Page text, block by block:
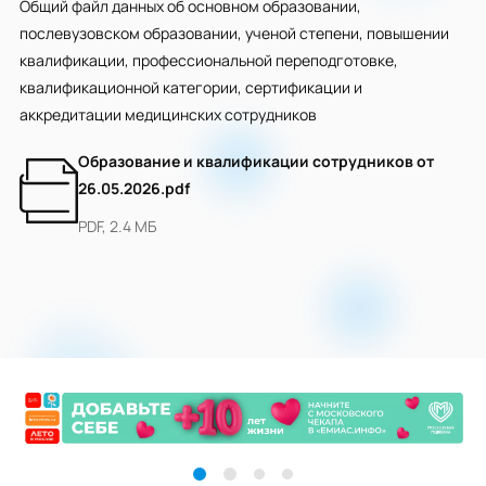
Общий файл данных об основном образовании,
послевузовском образовании, ученой степени, повышении
квалификации, профессиональной переподготовке,
квалификационной категории, сертификации и
аккредитации медицинских сотрудников
Образование и квалификации сотрудников от
26.05.2026.pdf
PDF, 2.4 МБ